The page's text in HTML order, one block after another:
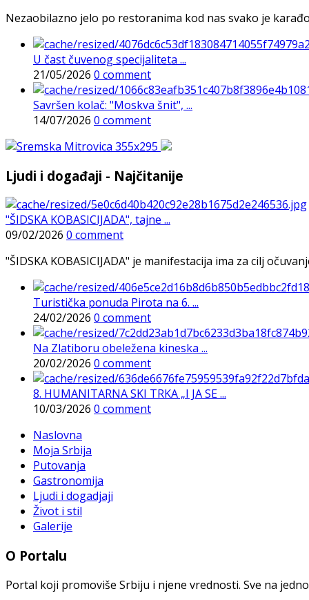
Nezaobilazno jelo po restoranima kod nas svako je
U čast čuvenog specijaliteta ...
21/05/2026 0 comment
Savršen kolač: "Moskva šnit", ...
14/07/2026 0 comment
Ljudi i događaji - Najčitanije
"ŠIDSKA KOBASICIJADA", tajne ...
09/02/2026 0 comment
"ŠIDSKA KOBASICIJADA" je manifestacija ima za cilj
Turistička ponuda Pirota na 6. ...
24/02/2026 0 comment
Na Zlatiboru obeležena kineska ...
20/02/2026 0 comment
8. HUMANITARNA SKI TRKA „I JA SE ...
10/03/2026 0 comment
Naslovna
Moja Srbija
Putovanja
Gastronomija
Ljudi i dogadjaji
Život i stil
Galerije
O Portalu
Portal koji promoviše Srbiju i njene vrednosti. Sve na